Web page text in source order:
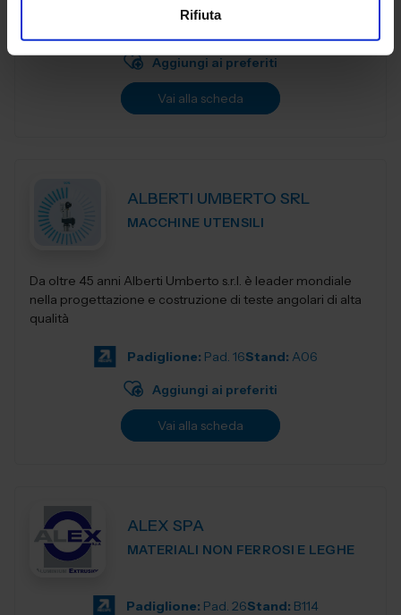
Rifiuta
Aggiungi ai preferiti
Vai alla scheda
ALBERTI UMBERTO SRL
MACCHINE UTENSILI
Da oltre 45 anni Alberti Umberto s.r.l. è leader mondiale
nella progettazione e costruzione di teste angolari di alta
qualità
Padiglione: Pad. 16Stand: A06
Aggiungi ai preferiti
Vai alla scheda
ALEX SPA
MATERIALI NON FERROSI E LEGHE
Padiglione: Pad. 26Stand: B114